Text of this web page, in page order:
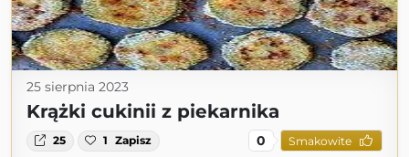
25 sierpnia 2023
Krążki cukinii z piekarnika
25 1 Zapisz 0 Smakowite